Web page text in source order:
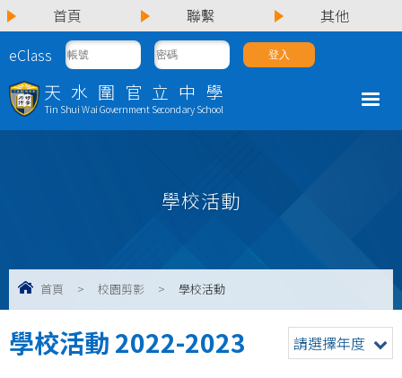
天水圍官立中學
Tin Shui Wai Government Secondary School
首頁 聯繫
其他
eClass
學校活動
首頁 > 校園剪影 > 學校活動
學校活動 2022-2023 請選擇年度